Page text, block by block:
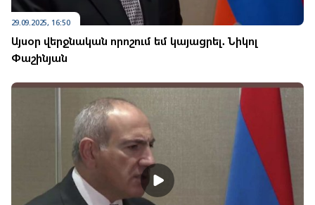
29.09.2025, 16:50
Այսօր վերջնական որոշում եմ կայացրել․ Նիկոլ
Փաշինյան